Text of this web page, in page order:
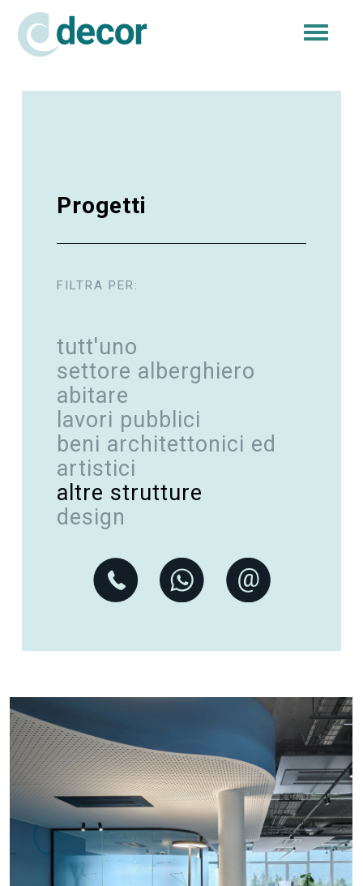
Progetti
FILTRA PER:
tutt'uno
settore alberghiero
abitare
lavori pubblici
beni architettonici ed
artistici
altre strutture
design